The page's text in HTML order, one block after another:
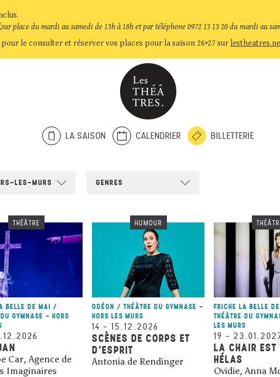
sur place du mardi au samedi de 13h à 18h et par téléphone 0972 13 13 20 du mardi au
le consulter et réserver vos places pour la saison 26•27 sur
LA SAISON CALENDRIER BILLETTERIE
LES-MURS GENRES
THÉÂTRE
BELLE DE MAI /
GYMNASE - HORS
Car, Agence de
Imaginaires
HUMOUR
ODÉON / THÉÂTRE DU GYMNASE -
HORS LES MURS
14 – 15.12.2026
SCÈNES DE CORPS ET
D’ESPRIT
Antonia de Rendinger
FRICHE LA BELLE
THÉÂTRE DU
LES MURS
19 –
LA CHAIR EST
HÉLAS
Ovidie, Anna